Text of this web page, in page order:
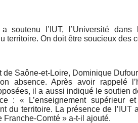
soutenu l’IUT, l’Université
territoire. On doit être soucieux
de Saône-et-Loire, Dominique
absence. Après avoir rappelé
il a aussi indiqué le soutien
: « L’enseignement supérieur
du territoire. La présence de l’IUT
Franche-Comté » a-t-il ajouté.